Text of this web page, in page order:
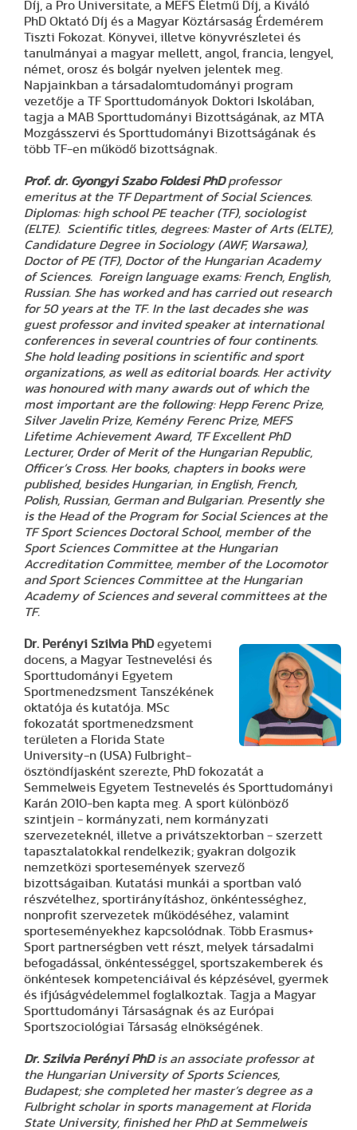
Díj, a Pro Universitate, a MEFS Életmű Díj, a Kiváló
PhD Oktató Díj és a Magyar Köztársaság Érdemérem
Tiszti Fokozat. Könyvei, illetve könyvrészletei és
tanulmányai a magyar mellett, angol, francia, lengyel,
német, orosz és bolgár nyelven jelentek meg.
Napjainkban a társadalomtudományi program
vezetője a TF Sporttudományok Doktori Iskolában,
tagja a MAB Sporttudományi Bizottságának, az MTA
Mozgásszervi és Sporttudományi Bizottságának és
több TF-en működő bizottságnak.
Prof. dr. Gyongyi Szabo Foldesi PhDprofessor
emeritus at the TF Department of Social Sciences.
Diplomas: high school PE teacher (TF), sociologist
(ELTE). Scientific titles, degrees: Master of Arts (ELTE),
Candidature Degree in Sociology (AWF, Warsawa),
Doctor of PE (TF), Doctor of the Hungarian Academy
of Sciences. Foreign language exams: French, English,
Russian. She has worked and has carried out research
for 50 years at the TF. In the last decades she was
guest professor and invited speaker at international
conferences in several countries of four continents.
She hold leading positions in scientific and sport
organizations, as well as editorial boards. Her activity
was honoured with many awards out of which the
most important are the following: Hepp Ferenc Prize,
Silver Javelin Prize, Kemény Ferenc Prize, MEFS
Lifetime Achievement Award, TF Excellent PhD
Lecturer, Order of Merit of the Hungarian Republic,
Officer’s Cross. Her books, chapters in books were
published, besides Hungarian, in English, French,
Polish, Russian, German and Bulgarian. Presently she
is the Head of the Program for Social Sciences at the
TF Sport Sciences Doctoral School, member of the
Sport Sciences Committee at the Hungarian
Accreditation Committee, member of the Locomotor
and Sport Sciences Committee at the Hungarian
Academy of Sciences and several committees at the
TF.
Dr. Perényi Szilvia PhDegyetemi
docens, a Magyar Testnevelési és
Sporttudományi Egyetem
Sportmenedzsment Tanszékének
oktatója és kutatója. MSc
fokozatát sportmenedzsment
területen a Florida State
University-n (USA) Fulbright-
ösztöndíjasként szerezte, PhD fokozatát a
Semmelweis Egyetem Testnevelés és Sporttudományi
Karán 2010-ben kapta meg. A sport különböző
szintjein - kormányzati, nem kormányzati
szervezeteknél, illetve a privátszektorban - szerzett
tapasztalatokkal rendelkezik; gyakran dolgozik
nemzetközi sportesemények szervező
bizottságaiban. Kutatási munkái a sportban való
részvételhez, sportirányításhoz, önkéntességhez,
nonprofit szervezetek működéséhez, valamint
sporteseményekhez kapcsolódnak. Több Erasmus+
Sport partnerségben vett részt, melyek társadalmi
befogadással, önkéntességgel, sportszakemberek és
önkéntesek kompetenciáival és képzésével, gyermek
és ifjúságvédelemmel foglalkoztak. Tagja a Magyar
Sporttudományi Társaságnak és az Európai
Sportszociológiai Társaság elnökségének.
Dr. Szilvia Perényi PhDis an associate professor at
the Hungarian University of Sports Sciences,
Budapest; she completed her master’s degree as a
Fulbright scholar in sports management at Florida
State University, finished her PhD at Semmelweis